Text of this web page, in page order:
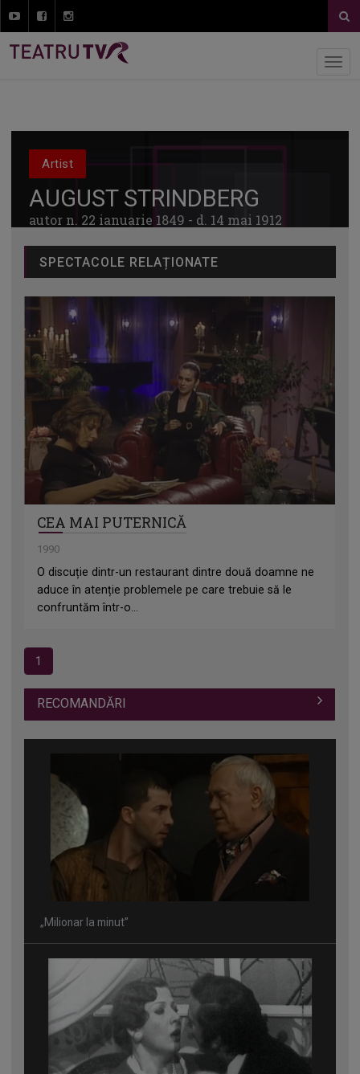
Artist
AUGUST STRINDBERG
autor n. 22 ianuarie 1849 - d. 14 mai 1912
SPECTACOLE RELAȚIONATE
CEA MAI PUTERNICĂ
1990
O discuție dintr-un restaurant dintre două doamne ne
aduce în atenție problemele pe care trebuie să le
confruntăm într-o...
1
RECOMANDĂRI
„Milionar la minut”